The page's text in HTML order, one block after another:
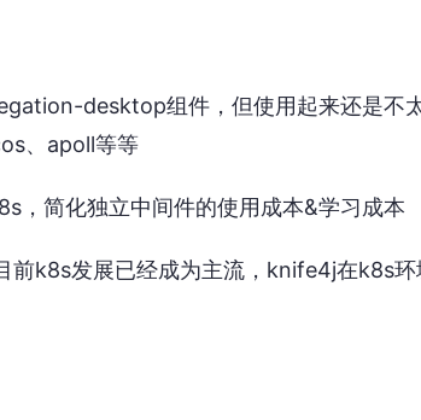
desktop组件，但使用起来还是不
、apoll等等
，简化独立中间件的使用成本&学习成本
前k8s发展已经成为主流，knife4j在k8s环